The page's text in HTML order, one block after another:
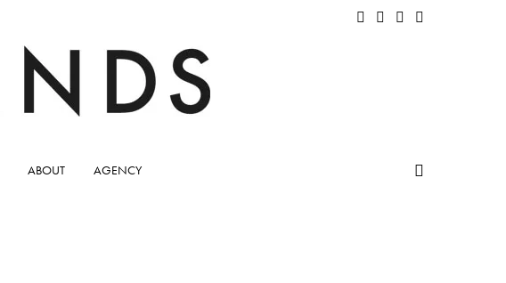
ABOUT AGENCY